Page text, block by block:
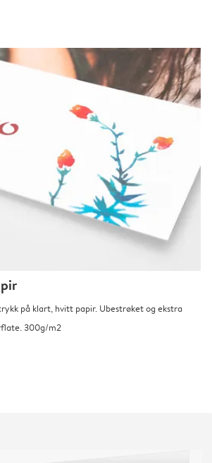
på klart, hvitt papir. Ubestrøket og ekstra
300g/m2